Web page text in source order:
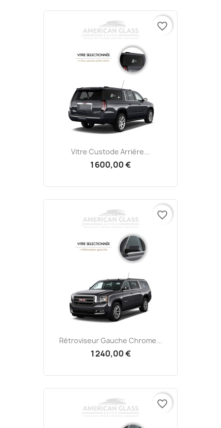
Vitre Custode Arrière...
1 600,00 €
favorite_border
Rétroviseur Gauche Chrome...
1 240,00 €
favorite_border
favorite_border